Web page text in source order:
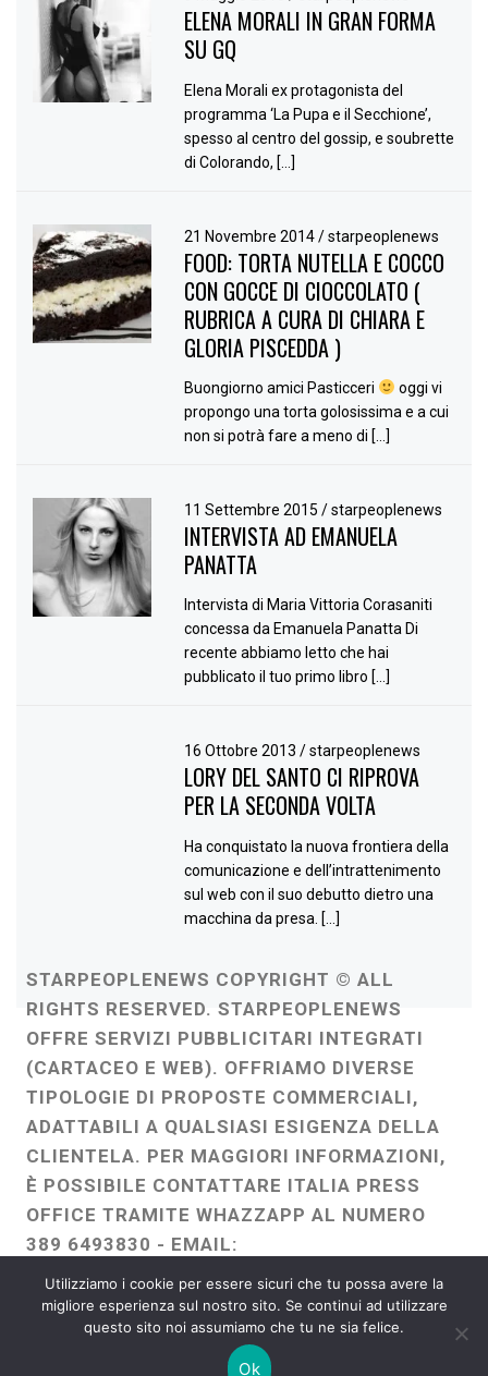
ELENA MORALI IN GRAN FORMA
SU GQ
Elena Morali ex protagonista del
programma ‘La Pupa e il Secchione’,
spesso al centro del gossip, e soubrette
di Colorando, […]
21 Novembre 2014/ starpeoplenews
FOOD: TORTA NUTELLA E COCCO
CON GOCCE DI CIOCCOLATO (
RUBRICA A CURA DI CHIARA E
GLORIA PISCEDDA )
Buongiorno amici Pasticceri
oggi vi
propongo una torta golosissima e a cui
non si potrà fare a meno di […]
11 Settembre 2015/ starpeoplenews
INTERVISTA AD EMANUELA
PANATTA
Intervista di Maria Vittoria Corasaniti
concessa da Emanuela Panatta Di
recente abbiamo letto che hai
pubblicato il tuo primo libro […]
16 Ottobre 2013/ starpeoplenews
LORY DEL SANTO CI RIPROVA
PER LA SECONDA VOLTA
Ha conquistato la nuova frontiera della
comunicazione e dell’intrattenimento
sul web con il suo debutto dietro una
macchina da presa. […]
STARPEOPLENEWS COPYRIGHT © ALL
RIGHTS RESERVED. STARPEOPLENEWS
OFFRE SERVIZI PUBBLICITARI INTEGRATI
(CARTACEO E WEB). OFFRIAMO DIVERSE
TIPOLOGIE DI PROPOSTE COMMERCIALI,
ADATTABILI A QUALSIASI ESIGENZA DELLA
CLIENTELA. PER MAGGIORI INFORMAZIONI,
È POSSIBILE CONTATTARE ITALIA PRESS
OFFICE TRAMITE WHAZZAPP AL NUMERO
389 6493830 - EMAIL:
ITALIAPRESSOFFICE@GMAIL.COM
WEBMASTER :FRANCESCO GENTILE
FREELANCE
Utilizziamo i cookie per essere sicuri che tu possa avere la
migliore esperienza sul nostro sito. Se continui ad utilizzare
questo sito noi assumiamo che tu ne sia felice.
Ok